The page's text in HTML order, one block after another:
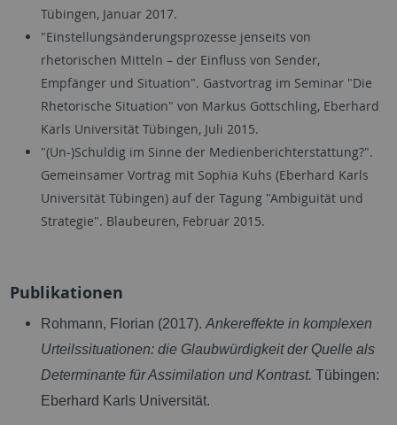
Tübingen, Januar 2017.
"Einstellungsänderungsprozesse jenseits von
rhetorischen Mitteln – der Einfluss von Sender,
Empfänger und Situation". Gastvortrag im Seminar "Die
Rhetorische Situation" von Markus Gottschling, Eberhard
Karls Universität Tübingen, Juli 2015.
"(Un-)Schuldig im Sinne der Medienberichterstattung?".
Gemeinsamer Vortrag mit Sophia Kuhs (Eberhard Karls
Universität Tübingen) auf der Tagung "Ambiguität und
Strategie". Blaubeuren, Februar 2015.
Publikationen
Rohmann, Florian (2017). Ankereffekte in komplexen
Urteilssituationen: die Glaubwürdigkeit der Quelle als
Determinante für Assimilation und Kontrast. Tübingen:
Eberhard Karls Universität.